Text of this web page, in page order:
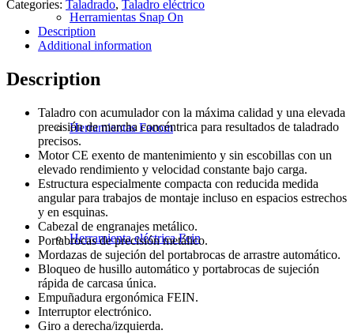
Herramientas Snap On
Herramientas Facom
Herramienta eléctrica Fein
10
quantity
Categories: Taladrado, Taladro eléctrico
Description
Additional information
Description
Taladro con acumulador con la máxima calidad y una elevada
precisión de marcha concéntrica para resultados de taladrado
precisos.
Motor CE exento de mantenimiento y sin escobillas con un
elevado rendimiento y velocidad constante bajo carga.
Estructura especialmente compacta con reducida medida
angular para trabajos de montaje incluso en espacios estrechos
y en esquinas.
Cabezal de engranajes metálico.
Portabrocas de precisión metálico.
Mordazas de sujeción del portabrocas de arrastre automático.
Bloqueo de husillo automático y portabrocas de sujeción
rápida de carcasa única.
Empuñadura ergonómica FEIN.
Interruptor electrónico.
Giro a derecha/izquierda.